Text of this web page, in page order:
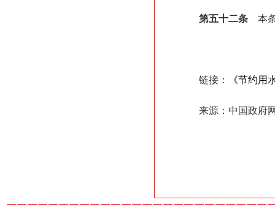
第五十二条 本
链接： 《节约用
来源：中国政府